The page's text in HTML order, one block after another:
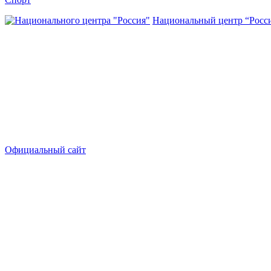
Национальный центр
Официальный сайт